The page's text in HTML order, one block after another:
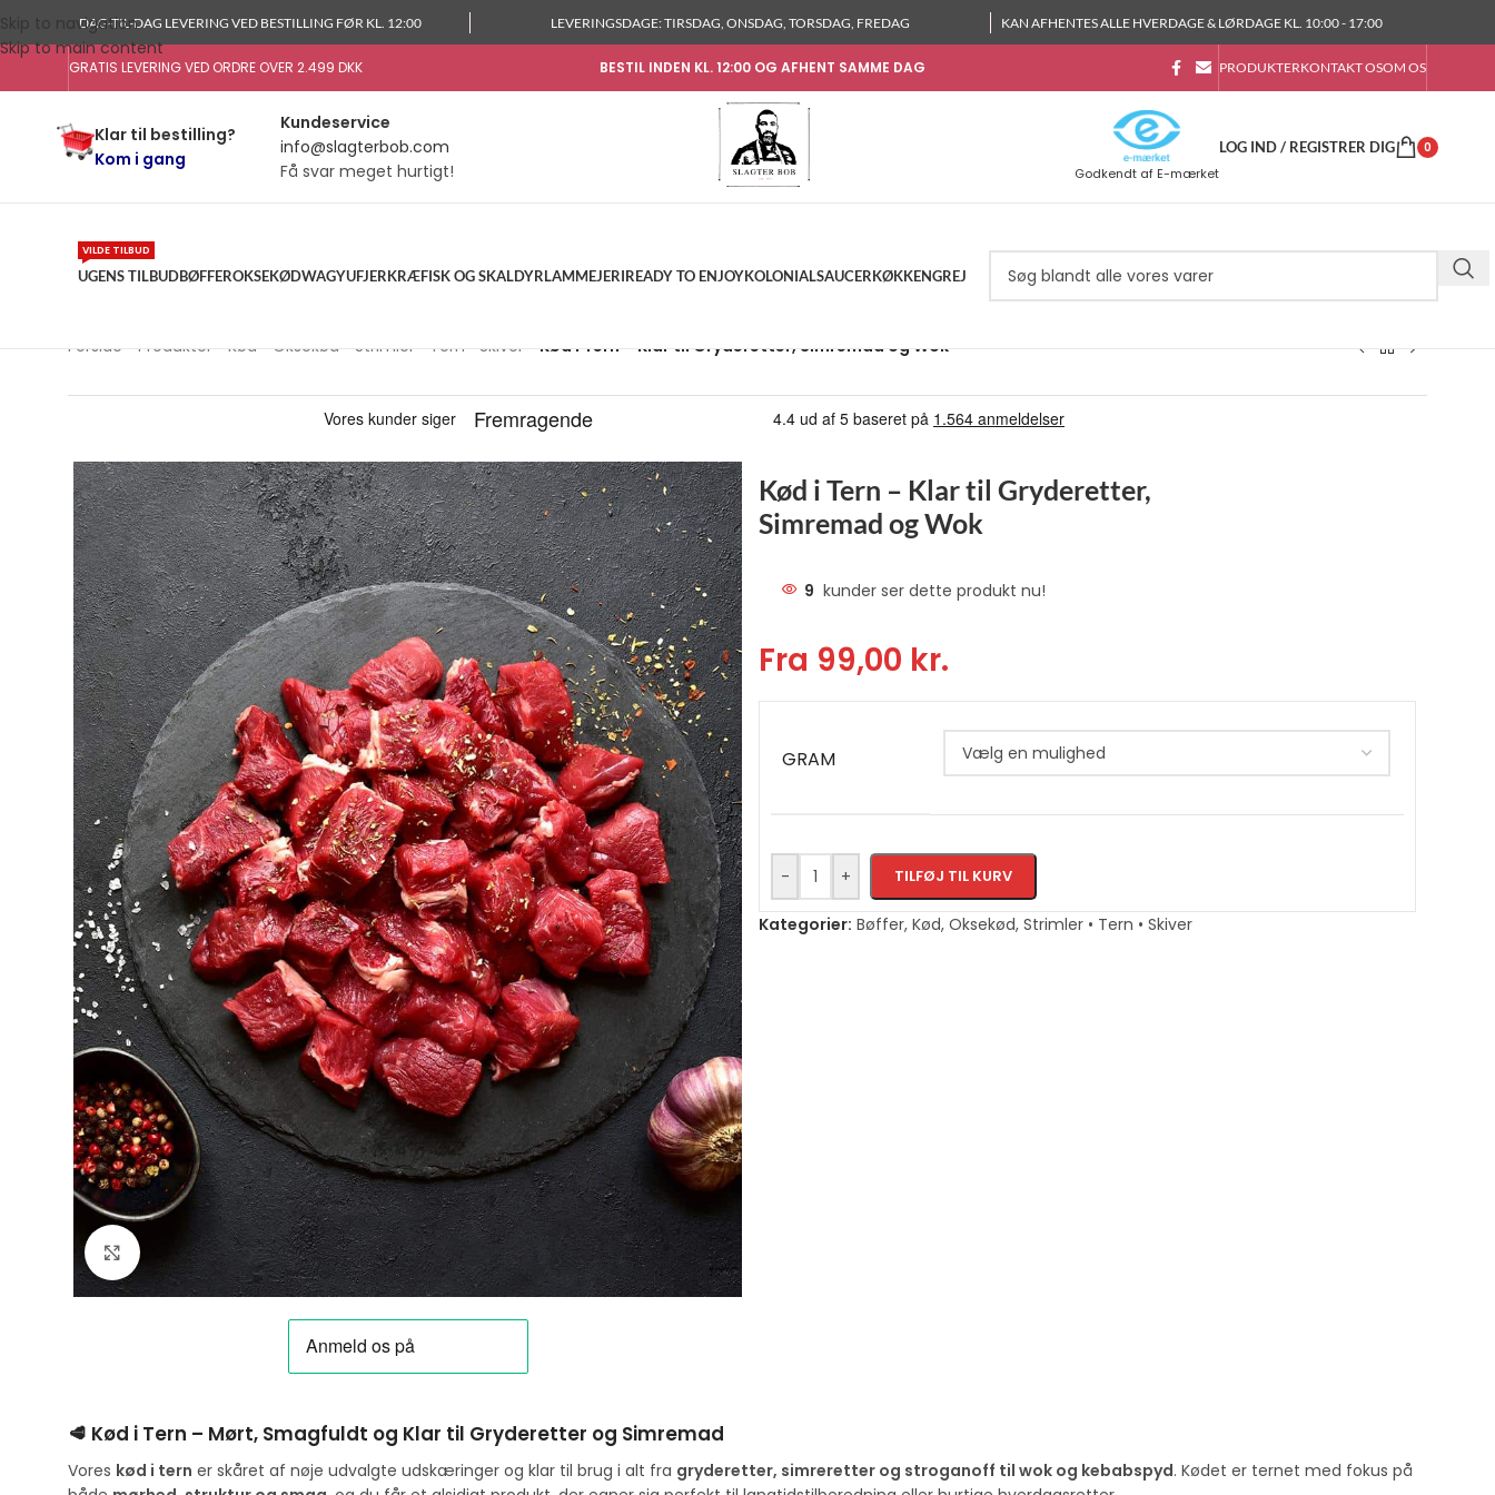
Skip to navigation
Skip to main content
DAG-TIL-DAG LEVERING VED BESTILLING FØR KL. 12:00 LEVERINGSDAGE: TIRSDAG, ONSDAG, TORSDAG, FREDAG KAN AFHENTES ALLE HVERDAGE & LØRDAGE KL. 10:00 - 17:00
GRATIS LEVERING VED ORDRE OVER 2.499 DKK BESTIL INDEN KL. 12:00 OG AFHENT SAMME DAG PRODUKTERKONTAKT OSOM OS
Klar til bestilling?
Kom i gang
Kundeservice
info@slagterbob.com
Få svar meget hurtigt!
Godkendt af E-mærket
LOG IND / REGISTRER DIG 0
UGENS TILBUD
VILDE TILBUD
BØFFEROKSEKØDWAGYUFJERKRÆFISK OG SKALDYRLAMMEJERIREADY TO ENJOYKOLONIALSAUCERKØKKENGREJ
Forside Produkter Kød Oksekød Strimler • Tern • Skiver Kød i Tern – Klar til Gryderetter, Simremad og Wok
Klik for at forstørre
Kød i Tern – Klar til Gryderetter,
Simremad og Wok
9 kunder ser dette produkt nu!
Fra 99,00 kr.
GRAM
- + TILFØJ TIL KURV
Kategorier: Bøffer, Kød, Oksekød, Strimler • Tern • Skiver
🥩 Kød i Tern – Mørt, Smagfuldt og Klar til Gryderetter og Simremad
Vores kød i tern er skåret af nøje udvalgte udskæringer og klar til brug i alt fra gryderetter, simreretter og stroganoff til wok og kebabspyd. Kødet er ternet med fokus på